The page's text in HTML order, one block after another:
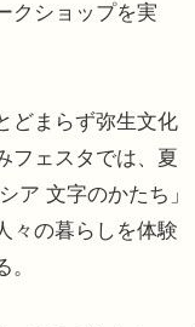
クショップを実
どまらず弥生文化
フェスタでは、夏
ア 文字のかたち」
々の暮らしを体験